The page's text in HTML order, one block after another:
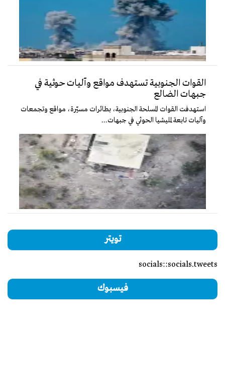
القوات الجنوبية تستهدف مواقع وآليات حوثية في
جبهات الضالع
استهدفت القوات المسلحة الجنوبية، بطائرات مسيّرة، مواقع وتجمعات
وآليات تابعة لمليشيا الحوثي في جبهات...
تويتر
socials::socials.tweets
فيسبوك